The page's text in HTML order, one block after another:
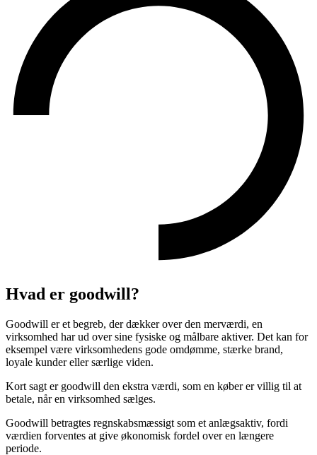
Hvad er goodwill?
Goodwill er et begreb, der dækker over den merværdi, en
virksomhed har ud over sine fysiske og målbare aktiver. Det kan for
eksempel være virksomhedens gode omdømme, stærke brand,
loyale kunder eller særlige viden.
Kort sagt er goodwill den ekstra værdi, som en køber er villig til at
betale, når en virksomhed sælges.
Goodwill betragtes regnskabsmæssigt som et anlægsaktiv, fordi
værdien forventes at give økonomisk fordel over en længere
periode.